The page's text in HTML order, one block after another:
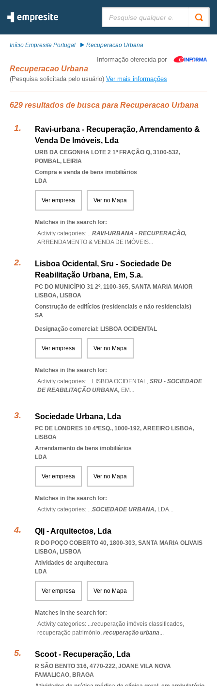
Início Empresite Portugal Recuperacao Urbana
Informação oferecida por
Recuperacao Urbana
(Pesquisa solicitada pelo usuário) Ver mais informações
629 resultados de busca para Recuperacao Urbana
Ravi-urbana - Recuperação, Arrendamento &
Venda De Imóveis, Lda
URB DA CEGONHA LOTE 2 1º FRAÇÃO Q, 3100-532,
POMBAL, LEIRIA
Compra e venda de bens imobiliários
LDA
Ver empresa Ver no Mapa
Matches in the search for:
Activity categories: ...RAVI-URBANA - RECUPERAÇÃO,
ARRENDAMENTO & VENDA DE IMÓVEIS...
Lisboa Ocidental, Sru - Sociedade De
Reabilitação Urbana, Em, S.a.
PC DO MUNICÍPIO 31 2º, 1100-365, SANTA MARIA MAIOR
LISBOA, LISBOA
Construção de edifícios (residenciais e não residenciais)
SA
Designação comercial: LISBOA OCIDENTAL
Ver empresa Ver no Mapa
Matches in the search for:
Activity categories: ...LISBOA OCIDENTAL, SRU - SOCIEDADE
DE REABILITAÇÃO URBANA, EM ...
Sociedade Urbana, Lda
PC DE LONDRES 10 4ºESQ., 1000-192, AREEIRO LISBOA,
LISBOA
Arrendamento de bens imobiliários
LDA
Ver empresa Ver no Mapa
Matches in the search for:
Activity categories: ...SOCIEDADE URBANA, LDA...
Qlj - Arquitectos, Lda
R DO POÇO COBERTO 40, 1800-303, SANTA MARIA OLIVAIS
LISBOA, LISBOA
Atividades de arquitectura
LDA
Ver empresa Ver no Mapa
Matches in the search for:
Activity categories: ...recuperação imóveis classificados,
recuperação património, recuperação urbana...
Scoot - Recuperação, Lda
R SÃO BENTO 316, 4770-222, JOANE VILA NOVA
FAMALICAO, BRAGA